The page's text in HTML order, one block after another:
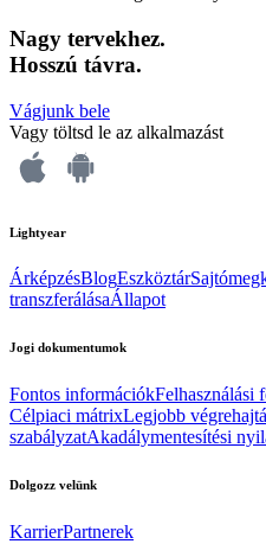
Nagy tervekhez.
Hosszú távra.
Vágjunk bele
Vagy töltsd le az alkalmazást
Lightyear
ÁrképzésBlogEszköztár
transzferálásaÁllapot
Jogi dokumentumok
Fontos információkFelhasználási
Célpiaci mátrixLegjobb
szabályzatAkadálymentesítési
Dolgozz velünk
KarrierPartnerek